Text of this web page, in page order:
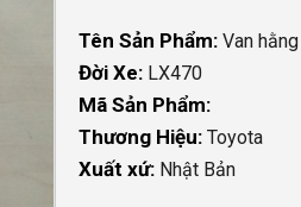
Tên Sản Phẩm:Van
Đời Xe: LX470
Mã Sản Phẩm:
Thương Hiệu:Toyota
Xuất xứ: Nhật Bản